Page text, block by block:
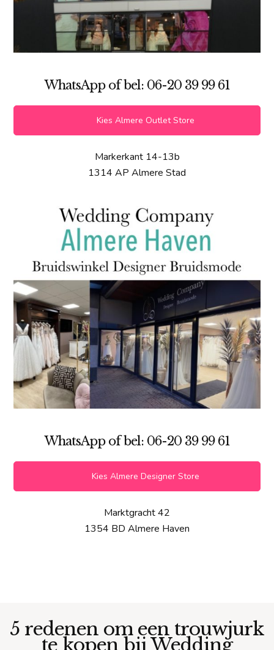
WhatsApp of bel: 06-20 39 99 61
Kies Almere Outlet Store
Markerkant 14-13b
1314 AP Almere Stad
WhatsApp of bel: 06-20 39 99 61
Kies Almere Designer Store
Marktgracht 42
1354 BD Almere Haven
5 redenen om een trouwjurk
te kopen bij Wedding